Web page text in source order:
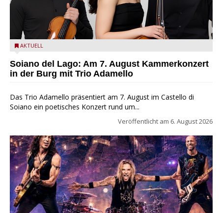
Trio Adamello
AKTUELL
Soiano del Lago: Am 7. August Kammerkonzert
in der Burg mit Trio Adamello
Das Trio Adamello präsentiert am 7. August im Castello di
Soiano ein poetisches Konzert rund um...
Veröffentlicht am 6. August 2026